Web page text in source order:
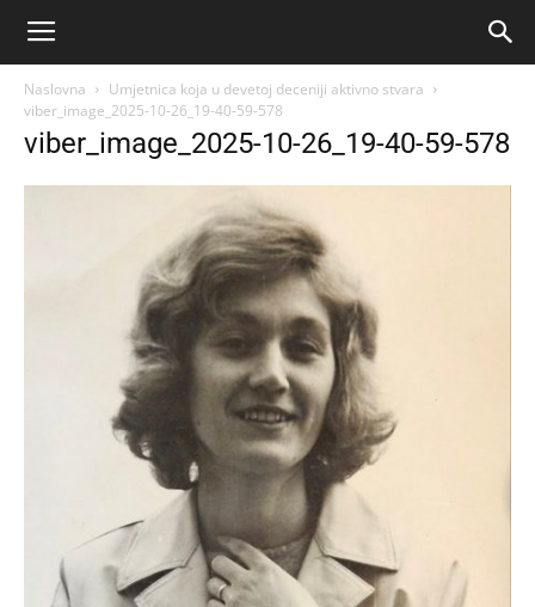
Naslovna
Umjetnica koja u devetoj deceniji aktivno stvara
viber_image_2025-10-26_19-40-59-578
viber_image_2025-10-26_19-40-59-578